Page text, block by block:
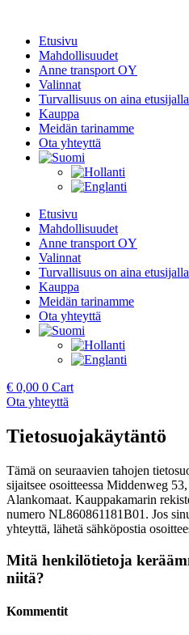
Etusivu
Mahdollisuudet
Anne transport OY
Valinnat
Turvallisuus on aina
Kauppa
Meidän tarinamme
Ota yhteyttä
Etusivu
Mahdollisuudet
Anne transport OY
Valinnat
Turvallisuus on aina
Kauppa
Meidän tarinamme
Ota yhteyttä
€ 0,00 0 Cart
Ota yhteyttä
Tietosuojakäytäntö
Tämä on seuraavien tahojen
sijaitsee osoitteessa Middenweg
Alankomaat. Kauppakamarin
numero NL860861181B01. Jos
yhteyttä, lähetä sähköpostia
Mitä henkilötietoja
niitä?
Kommentit